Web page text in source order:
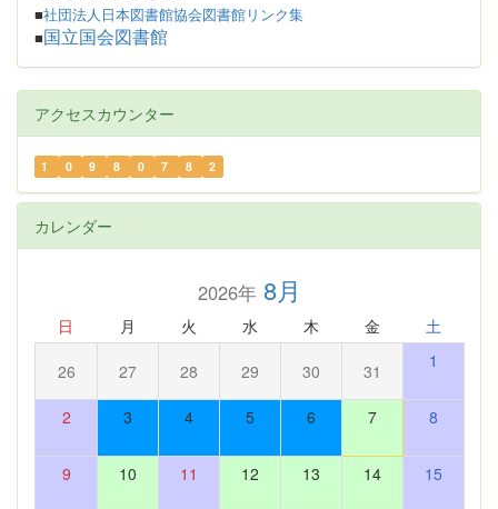
■社団法人日本図書館協会図書館リンク集
■ 国立国会図書館
アクセスカウンター
1 0 9 8 0 7 8 2
カレンダー
2026年8月
日 月 火 水 木 金 土
26 27 28 29 30 31 1
2 3 4 5 6 7 8
9 10 11 12 13 14 15